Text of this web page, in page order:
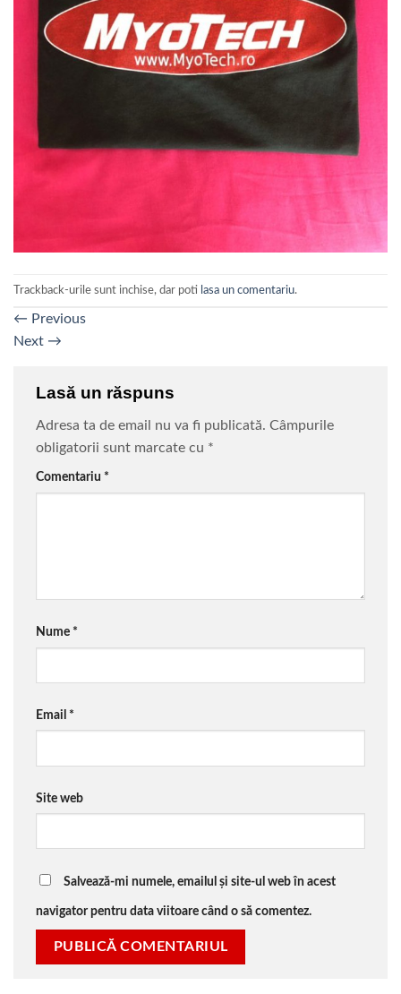
Trackback-urile sunt inchise, dar poti lasa un comentariu.
← Previous
Next →
Lasă un răspuns
Adresa ta de email nu va fi publicată. Câmpurile
obligatorii sunt marcate cu *
Comentariu *
Nume *
Email *
Site web
Salvează-mi numele, emailul și site-ul web în acest
navigator pentru data viitoare când o să comentez.